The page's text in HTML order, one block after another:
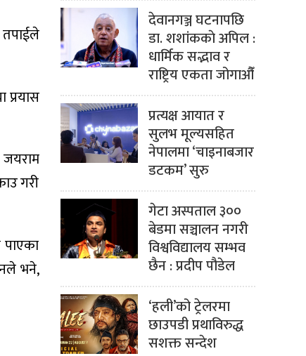
प्रयास
जयराम
गरी
भने,
देवानगञ्ज घटनापछि
डा. शशांककाे अपिल :
धार्मिक सद्भाव र
राष्ट्रिय एकता जोगाऔँ
प्रत्यक्ष आयात र
सुलभ मूल्यसहित
नेपालमा ‘चाइनाबजार
डटकम’ सुरु
गेटा अस्पताल ३००
बेडमा सञ्चालन नगरी
विश्वविद्यालय सम्भव
छैन : प्रदीप पौडेल
‘हली’को ट्रेलरमा
छाउपडी प्रथाविरुद्ध
सशक्त सन्देश